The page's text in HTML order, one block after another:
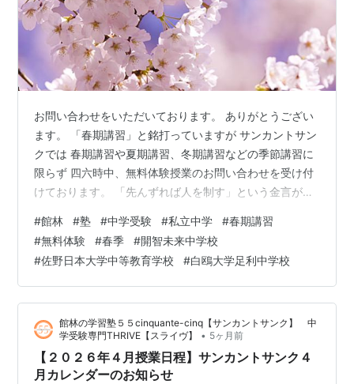
お問い合わせをいただいております。 ありがとうござい
ます。 「春期講習」と銘打っていますが サンカントサン
クでは 春期講習や夏期講習、冬期講習などの季節講習に
限らず 四六時中、無料体験授業のお問い合わせを受け付
けております。 「先んずれば人を制す」という金言があ
スタートラインがないわけで いつスタートしてもいいの
です。 それならば始めるのは早いに越したことはありま
せん。 とはいえ、事を始めるにあたり、おのおののタイ
ミングがあることは当然です。 そこで、サンカントサン
クではいつでも無料体験授業を受け付けております。 ご
興味のある方は ためらうこ…
#館林 #塾 #中学受験 #私立中学 #春期講習
#無料体験 #春季 #開智未来中学校
#佐野日本大学中等教育学校 #白鴎大学足利中学校
館林の学習塾５５cinquante-cinq【サンカントサンク】 中
学受験専門THRIVE【スライヴ】
• 5ヶ月前
【２０２６年４月授業日程】サンカントサンク４
月カレンダーのお知らせ